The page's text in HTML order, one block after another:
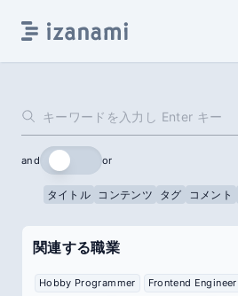
and or
タイトル コンテンツ タグ コメント
関連する職業
Hobby Programmer Frontend Engineer